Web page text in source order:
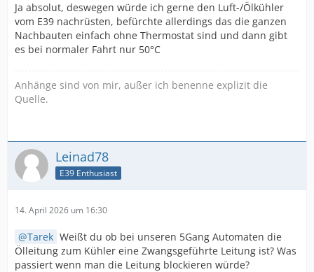
Ja absolut, deswegen würde ich gerne den Luft-/Ölkühler
vom E39 nachrüsten, befürchte allerdings das die ganzen
Nachbauten einfach ohne Thermostat sind und dann gibt
es bei normaler Fahrt nur 50°C
Anhänge sind von mir, außer ich benenne explizit die
Quelle.
Leinad78
E39 Enthusiast
14. April 2026 um 16:30
Tarek Weißt du ob bei unseren 5Gang Automaten die
Ölleitung zum Kühler eine Zwangsgeführte Leitung ist? Was
passiert wenn man die Leitung blockieren würde?